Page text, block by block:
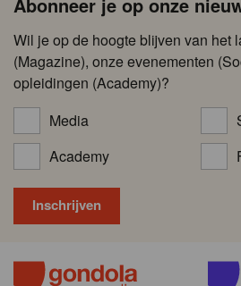
Wil je op de hoogte blijven van het
(Magazine), onze evenementen
opleidingen (Academy)?
Media
Academy